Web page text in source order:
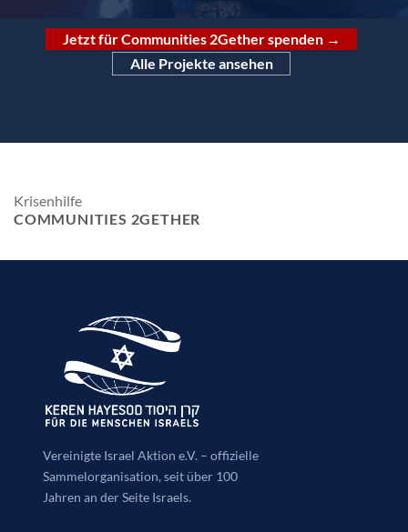
Jetzt für Communities 2Gether spenden →
Alle Projekte ansehen
Krisenhilfe
COMMUNITIES 2GETHER
Vereinigte Israel Aktion e.V. – offizielle
Sammelorganisation, seit über 100
Jahren an der Seite Israels.